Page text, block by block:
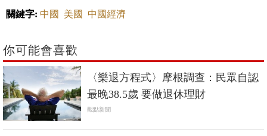
關鍵字: 中國 美國 中國經濟
你可能會喜歡
〈樂退方程式〉摩根調查：民眾自認
最晚38.5歲 要做退休理財
觀點新聞